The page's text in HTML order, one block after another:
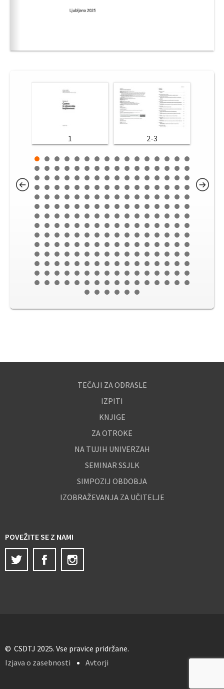
1 2-3
TEČAJI ZA ODRASLE
IZPITI
KNJIGE
ZA OTROKE
NA TUJIH UNIVERZAH
SEMINAR SSJLK
SIMPOZIJ OBDOBJA
IZOBRAŽEVANJA ZA UČITELJE
POVEŽITE SE Z NAMI
Twitter
Facebook
© CSDTJ 2025. Vse pravice pridržane.
Izjava o zasebnosti
Avtorji